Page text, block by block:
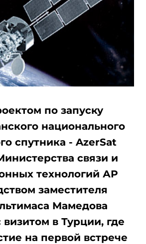
по запуску
национального
спутника - AzerSat
связи и
технологий АР
заместителя
Мамедова
визитом в Турции, где
на первой встрече